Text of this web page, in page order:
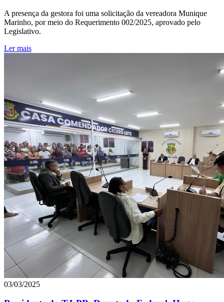
A presença da gestora foi uma solicitação da vereadora Munique
Marinho, por meio do Requerimento 002/2025, aprovado pelo
Legislativo.
Ler mais
03/03/2025